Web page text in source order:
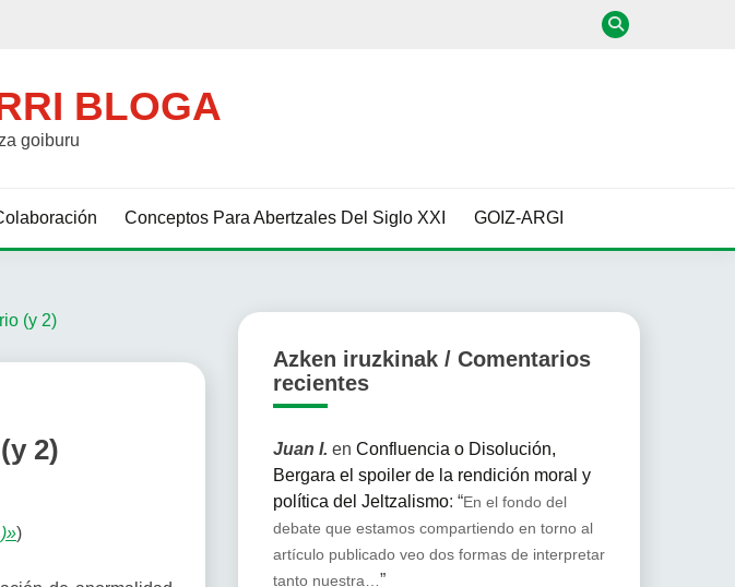
BLOGA
goiburu
Conceptos Para Abertzales Del Siglo XXI GOIZ-ARGI
(y 2)
2)
)
Azken iruzkinak / Comentarios
recientes
Juan I. en Confluencia o Disolución,
Bergara el spoiler de la rendición moral y
política del Jeltzalismo: “En el fondo del
debate que estamos compartiendo en torno al
artículo publicado veo dos formas de interpretar
tanto nuestra…”